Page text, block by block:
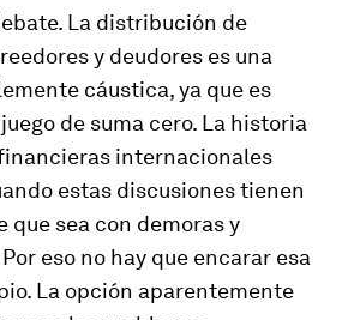
La distribución de
y deudores es una
cáustica, ya que es
de suma cero. La historia
internacionales
estas discusiones tienen
que sea con demoras y
eso no hay que encarar esa
La opción aparentemente